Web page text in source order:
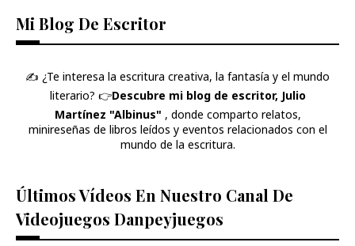
Mi Blog De Escritor
✍️ ¿Te interesa la escritura creativa, la fantasía y el mundo
literario? 👉​Descubre mi blog de escritor, Julio
Martínez "Albinus" , donde comparto relatos,
minireseñas de libros leídos y eventos relacionados con el
mundo de la escritura.
Últimos Vídeos En Nuestro Canal De
Videojuegos Danpeyjuegos